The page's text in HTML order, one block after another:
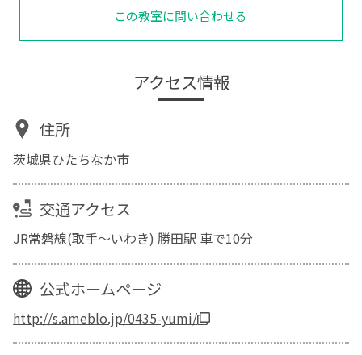
この教室に問い合わせる
アクセス情報
住所
茨城県ひたちなか市
交通アクセス
JR常磐線(取手～いわき) 勝田駅 車で10分
公式ホームページ
http://s.ameblo.jp/0435-yumi/